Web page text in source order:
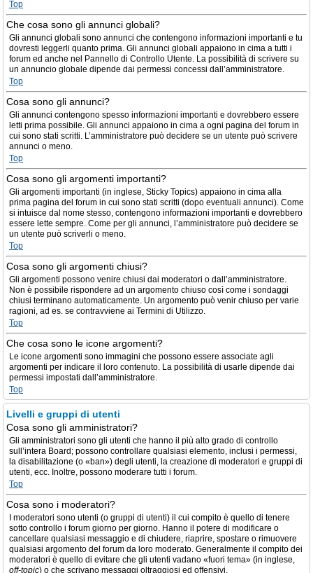
Top
Che cosa sono gli annunci globali?
Gli annunci globali sono annunci che contengono informazioni importanti e tu
dovresti leggerli quanto prima. Gli annunci globali appaiono in cima a tutti i
forum ed anche nel Pannello di Controllo Utente. La possibilità di scrivere su
un annuncio globale dipende dai permessi concessi dall’amministratore.
Top
Cosa sono gli annunci?
Gli annunci contengono spesso informazioni importanti e dovrebbero essere
letti prima possibile. Gli annunci appaiono in cima a ogni pagina del forum in
cui sono stati scritti. L’amministratore può decidere se un utente può scrivere
annunci o meno.
Top
Cosa sono gli argomenti importanti?
Gli argomenti importanti (in inglese, Sticky Topics) appaiono in cima alla
prima pagina del forum in cui sono stati scritti (dopo eventuali annunci). Come
si intuisce dal nome stesso, contengono informazioni importanti e dovrebbero
essere lette sempre. Come per gli annunci, l’amministratore può decidere se
un utente può scriverli o meno.
Top
Cosa sono gli argomenti chiusi?
Gli argomenti possono venire chiusi dai moderatori o dall’amministratore.
Non è possibile rispondere ad un argomento chiuso così come i sondaggi
chiusi terminano automaticamente. Un argomento può venir chiuso per varie
ragioni, ad es. se contravviene ai Termini di Utilizzo.
Top
Che cosa sono le icone argomenti?
Le icone argomenti sono immagini che possono essere associate agli
argomenti per indicare il loro contenuto. La possibilità di usarle dipende dai
permessi impostati dall’amministratore.
Top
Livelli e gruppi di utenti
Cosa sono gli amministratori?
Gli amministratori sono gli utenti che hanno il più alto grado di controllo
sull’intera Board; possono controllare qualsiasi elemento, inclusi i permessi,
la disabilitazione (o «ban») degli utenti, la creazione di moderatori e gruppi di
utenti, ecc. Inoltre, possono moderare tutti i forum.
Top
Cosa sono i moderatori?
I moderatori sono utenti (o gruppi di utenti) il cui compito è quello di tenere
sotto controllo i forum giorno per giorno. Hanno il potere di modificare o
cancellare qualsiasi messaggio e di chiudere, riaprire, spostare o rimuovere
qualsiasi argomento del forum da loro moderato. Generalmente il compito dei
moderatori è quello di evitare che gli utenti vadano «fuori tema» (in inglese,
off-topic) o che scrivano messaggi oltraggiosi ed offensivi.